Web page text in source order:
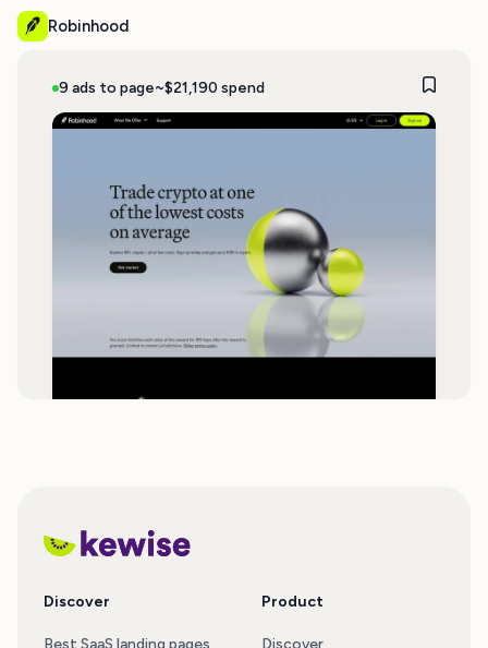
Robinhood
9 ads to page~$21,190 spend
Discover
Best SaaS landing pages
Product
Discover